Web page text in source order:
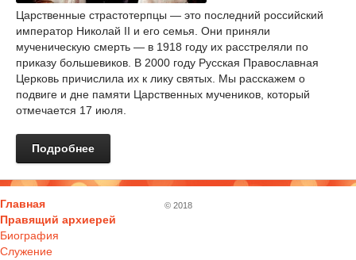
Царственные страстотерпцы — это последний российский
император Николай II и его семья. Они приняли
мученическую смерть — в 1918 году их расстреляли по
приказу большевиков. В 2000 году Русская Православная
Церковь причислила их к лику святых. Мы расскажем о
подвиге и дне памяти Царственных мучеников, который
отмечается 17 июля.
Подробнее
Главная
Правящий архиерей
Биография
Служение
© 2018